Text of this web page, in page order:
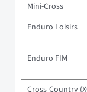
Mini-Cross
Enduro Loisirs
Enduro FIM